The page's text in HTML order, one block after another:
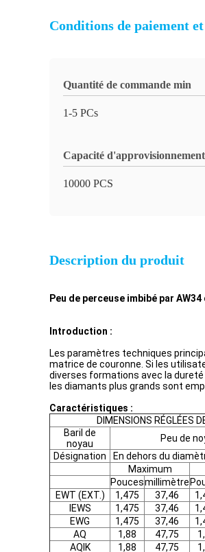
Conditions de paiement
Quantité de commande min
1-5 PCs
Capacité d'approvisionnement
10000 PCS
Description du produit
Peu de perceuse imbibé par
Introduction :
Les paramètres techniques
matrice de couronne. Si les
diverses formations avec la
les diamants plus grands sont
Caractéristiques :
DIMENSIONS RÉGLÉES
Baril de
noyau
Peu de
Désignation
En dehors du
Maximum
Poucesmillimètre
EWT (EXT.)
1,475 37,46
IEWS
1,475 37,46
EWG
1,475 37,46
AQ
1,88 47,75
AQIK
1,88 47,75